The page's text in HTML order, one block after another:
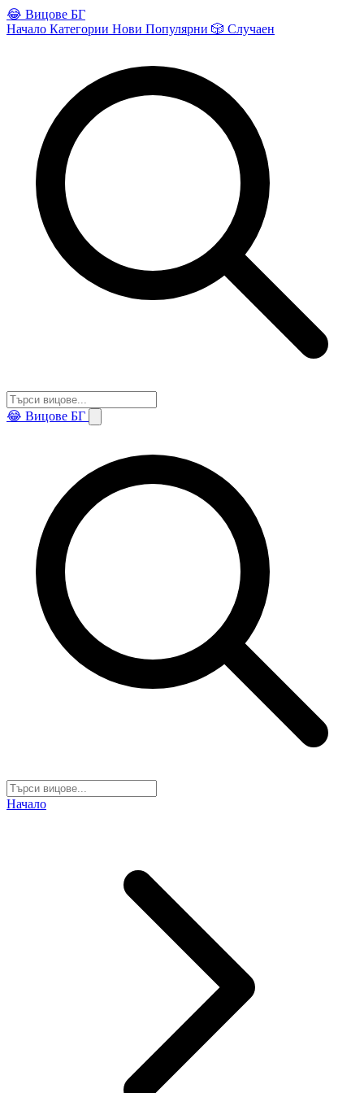
😂 Вицове БГ
Начало Категории Нови Популярни 🎲 Случаен
😂 Вицове БГ
Начало